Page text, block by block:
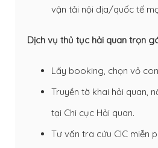
vận tải nội địa/quốc tế
Dịch vụ thủ tục hải quan trọn
Lấy booking, chọn vỏ
Truyền tờ khai hải quan,
tại Chi cục Hải quan.
Tư vấn tra cứu CIC miễn